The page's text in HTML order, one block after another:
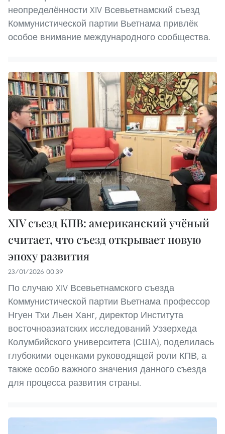
неопределённости XIV Всевьетнамский съезд
Коммунистической партии Вьетнама привлёк
особое внимание международного сообщества.
XIV съезд КПВ: американский учёный
считает, что съезд открывает новую
эпоху развития
23/01/2026 00:39
По случаю XIV Всевьетнамского съезда
Коммунистической партии Вьетнама профессор
Нгуен Тхи Льен Ханг, директор Института
восточноазиатских исследований Уэзерхеда
Колумбийского университета (США), поделилась
глубокими оценками руководящей роли КПВ, а
также особо важного значения данного съезда
для процесса развития страны.